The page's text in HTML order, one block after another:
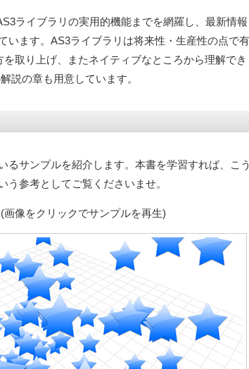
ライブラリの実用的機能までを網羅し、最新情報
います。AS3ライブラリは将来性・生産性の点で有
を取り上げ、またネイティブなところから理解でき
説の章も用意しています。
るサンプルを紹介します。本書を学習すれば、こう
う参考としてご覧くださいませ。
像をクリックでサンプルを再生)